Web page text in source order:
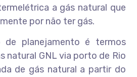
a gás natural que
por não ter gás.
de planejamento é termos
natural GNL via porto de Rio
de gás natural a partir do